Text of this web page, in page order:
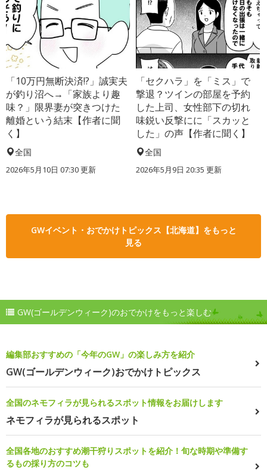
「10万円無断決済!?」誠実夫
が釣り沼へ→「家族より趣
味？」限界妻が突きつけた
離婚という結末【作者に聞
く】
全国
2026年5月10日 07:30 更新
「セクハラ」を「ミス」で
撃退？ツインの部屋を予約
した上司、女性部下の切れ
味鋭い反撃にに「スカッと
した」の声【作者に聞く】
全国
2026年5月9日 20:35 更新
GWイベント・おでかけトピックス【北海道】をもっと
見る
GW(ゴールデンウィーク)のおでかけをもっと楽しむ
編集部おすすめの「今年のGW」の楽しみ方を紹介
GW(ゴールデンウィーク)おでかけトピックス
全国のネモフィラが見られるスポット情報をお届けします
ネモフィラが見られるスポット
全国各地のおすすめ潮干狩りスポットを紹介！旬な時期や準備す
るもの採り方のコツも